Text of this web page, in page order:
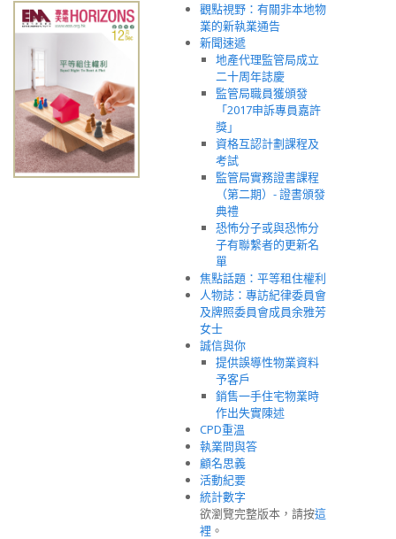
觀點視野：有關非本地物
業的新執業通告
新聞速遞
地產代理監管局成立
二十周年誌慶
監管局職員獲頒發
「2017申訴專員嘉許
獎」
資格互認計劃課程及
考試
監管局實務證書課程
（第二期）- 證書頒發
典禮
恐怖分子或與恐怖分
子有聯繫者的更新名
單
焦點話題：平等租住權利
人物誌：專訪紀律委員會
及牌照委員會成員余雅芳
女士
誠信與你
提供誤導性物業資料
予客戶
銷售一手住宅物業時
作出失實陳述
CPD重溫
執業問與答
顧名思義
活動紀要
統計數字
欲瀏覽完整版本，請按這
裡 。